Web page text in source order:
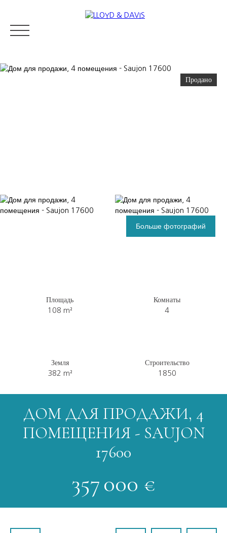
Продано
Больше фотографий
Площадь
108 m²
Комнаты
4
Земля
382 m²
Строительство
1850
ДОМ ДЛЯ ПРОДАЖИ, 4
ПОМЕЩЕНИЯ - SAUJON
17600
357 000 €